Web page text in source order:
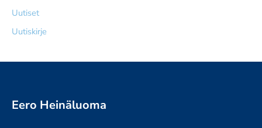
Uutiset
Uutiskirje
Eero Heinäluoma